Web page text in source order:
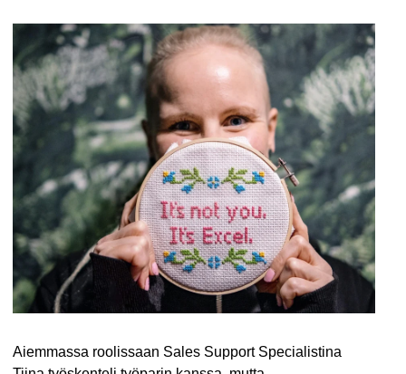
Aiemmassa roolissaan Sales Support Specialistina